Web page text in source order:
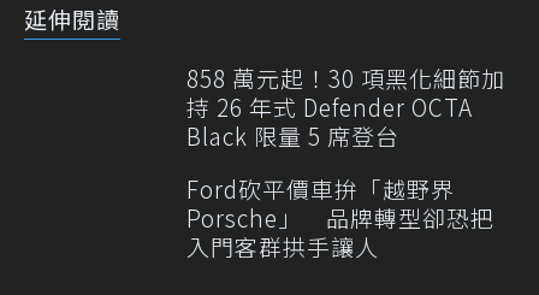
延伸閱讀
858 萬元起！30 項黑化細節加
持 26 年式 Defender OCTA
Black 限量 5 席登台
Ford砍平價車拚「越野界
Porsche」 品牌轉型卻恐把
入門客群拱手讓人